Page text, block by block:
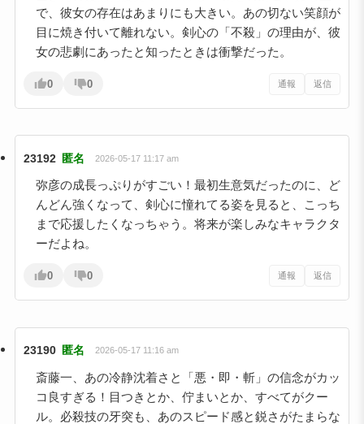
で、彼女の存在はあまりにも大きい。あの切ない笑顔が
目に焼き付いて離れない。剣心の「不殺」の理由が、彼
女の悲劇にあったと知ったときは衝撃だった。
0 0 通報 返信
23192 匿名 2026-05-17 11:17 am
弥彦の成長っぷりがすごい！最初生意気だったのに、ど
んどん強くなって、剣心に憧れてる姿を見ると、こっち
まで応援したくなっちゃう。将来が楽しみなキャラクタ
ーだよね。
0 0 通報 返信
23190 匿名 2026-05-17 11:16 am
斎藤一、あの冷静沈着さと「悪・即・斬」の信念がカッ
コ良すぎる！目つきとか、佇まいとか、すべてがクー
ル。必殺技の牙突も、あのスピード感と鋭さがたまらな